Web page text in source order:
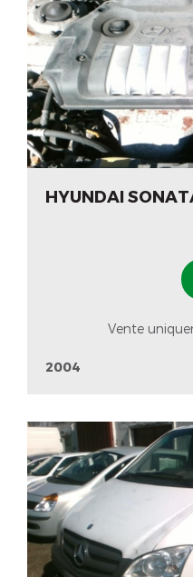
HYUNDAI
Vente
2004